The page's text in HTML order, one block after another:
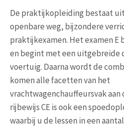
De praktijkopleiding bestaat
openbare weg, bijzondere
praktijkexamen. Het examen
en begint met een uitgebreide
voertuig. Daarna wordt de
komen alle facetten van het
vrachtwagenchauffeursvak aan
rijbewijs CE is ook een
waarbij u de lessen in een